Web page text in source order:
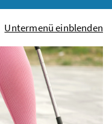
Untermenü einblenden